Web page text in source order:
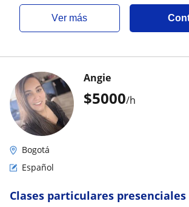
ver más
$5000/h
Angie
Bogotá
Español
Clases particulares